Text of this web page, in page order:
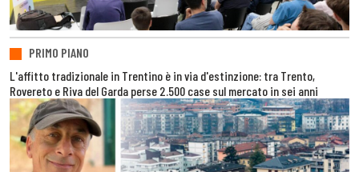
PRIMO PIANO
L'affitto tradizionale in Trentino è in via d'estinzione: tra Trento,
Rovereto e Riva del Garda perse 2.500 case sul mercato in sei anni